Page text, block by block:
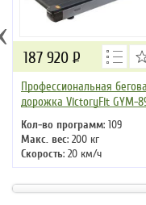
Профессиональная
дорожка VictoryFit GYM-
Кол-во программ: 109
Макс. вес: 200 кг
Скорость: 20 км/ч
Мощность двигателя: 6 л.с.
Регулировка угла
автоматическая
187 920 Р